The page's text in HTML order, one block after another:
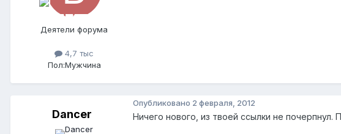
Деятели форума
4,7 тыс
Пол:Мужчина
Dancer
Опубликовано 2 февраля, 2012
Ничего нового, из твоей ссылки не почерпнул.